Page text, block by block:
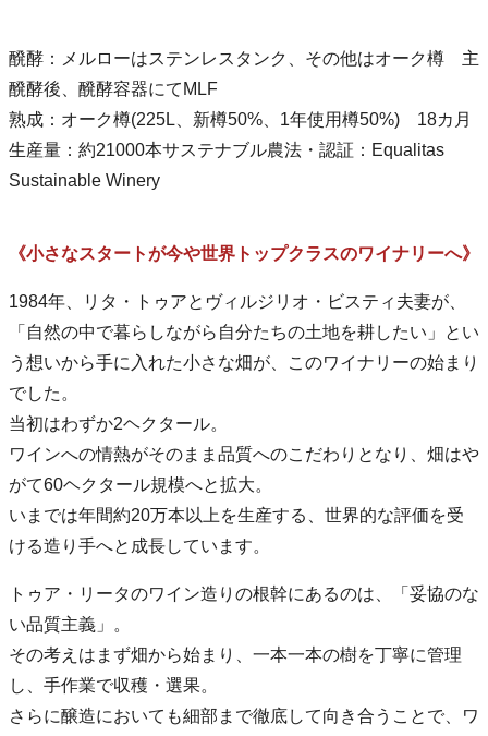
醗酵：メルローはステンレスタンク、その他はオーク樽 主
醗酵後、醗酵容器にてMLF
熟成：オーク樽(225L、新樽50%、1年使用樽50%) 18カ月
生産量：約21000本サステナブル農法・認証：Equalitas
Sustainable Winery
《小さなスタートが今や世界トップクラスのワイナリーへ》
1984年、リタ・トゥアとヴィルジリオ・ビスティ夫妻が、
「自然の中で暮らしながら自分たちの土地を耕したい」とい
う想いから手に入れた小さな畑が、このワイナリーの始まり
でした。
当初はわずか2ヘクタール。
ワインへの情熱がそのまま品質へのこだわりとなり、畑はや
がて60ヘクタール規模へと拡大。
いまでは年間約20万本以上を生産する、世界的な評価を受
ける造り手へと成長しています。
トゥア・リータのワイン造りの根幹にあるのは、「妥協のな
い品質主義」。
その考えはまず畑から始まり、一本一本の樹を丁寧に管理
し、手作業で収穫・選果。
さらに醸造においても細部まで徹底して向き合うことで、ワ